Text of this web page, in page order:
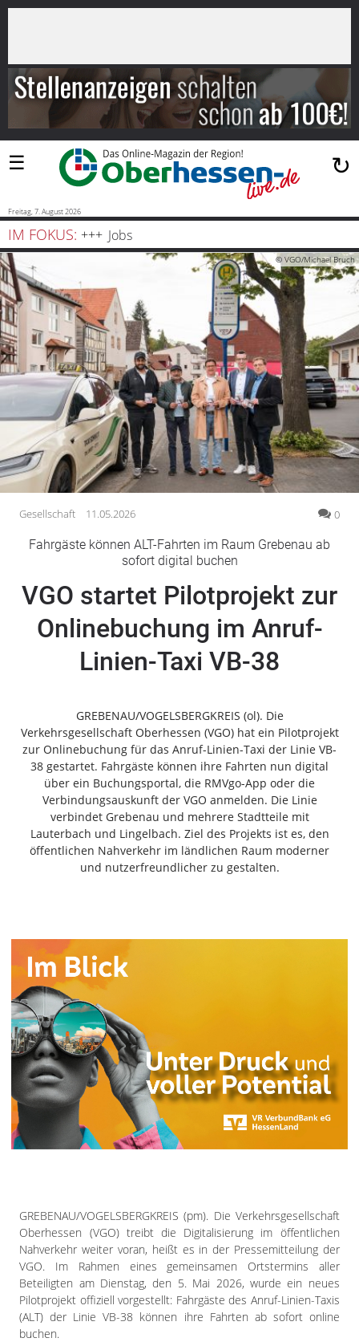
Suchen
Startseite
Blaulicht
Sport
Politik
Bauen
und
Wohnen
Freizeit
Gesellschaft
Gesundheit
Kultur
Lifestyle
Wirtschaft
Vogelsberg
Alsfeld
Lauterbach
Romrod
Homberg
Ohm
Schotten
Schlitz
Feldatal
Freiensteinau
Gemünden
Grebenau
Grebenhain
Herbstein
Kirtorf
Lautertal
Wartenberg
Schwalm
Fulda
Gießen
Impressum
Datenschutzerklärung
×
☰ ↻
Freitag, 7. August 2026
IM FOKUS: Jobs
© VGO/Michael Bruch
Gesellschaft 11.05.2026 0
Fahrgäste können ALT-Fahrten im Raum Grebenau ab
sofort digital buchen
VGO startet Pilotprojekt zur
Onlinebuchung im Anruf-
Linien-Taxi VB-38
GREBENAU/VOGELSBERGKREIS (ol). Die
Verkehrsgesellschaft Oberhessen (VGO) hat ein Pilotprojekt
zur Onlinebuchung für das Anruf-Linien-Taxi der Linie VB-
38 gestartet. Fahrgäste können ihre Fahrten nun digital
über ein Buchungsportal, die RMVgo-App oder die
Verbindungsauskunft der VGO anmelden. Die Linie
verbindet Grebenau und mehrere Stadtteile mit
Lauterbach und Lingelbach. Ziel des Projekts ist es, den
öffentlichen Nahverkehr im ländlichen Raum moderner
und nutzerfreundlicher zu gestalten.
GREBENAU/VOGELSBERGKREIS (pm). Die Verkehrsgesellschaft
Oberhessen (VGO) treibt die Digitalisierung im öffentlichen
Nahverkehr weiter voran, heißt es in der Pressemitteilung der
VGO. Im Rahmen eines gemeinsamen Ortstermins aller
Beteiligten am Dienstag, den 5. Mai 2026, wurde ein neues
Pilotprojekt offiziell vorgestellt: Fahrgäste des Anruf-Linien-Taxis
(ALT) der Linie VB-38 können ihre Fahrten ab sofort online
buchen.